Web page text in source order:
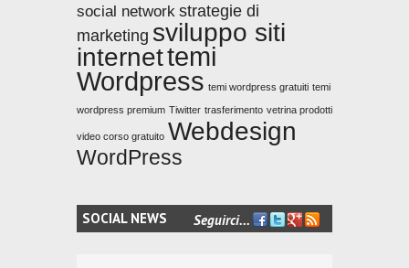
social network strategie di
marketing sviluppo siti
internettemi
Wordpress temi wordpress gratuiti temi
wordpress premium Tiwitter trasferimento vetrina prodotti
video corso gratuito Webdesign
WordPress
SOCIAL NEWS Seguirci... FACEBOOK
TWITTER
GOOGLE+